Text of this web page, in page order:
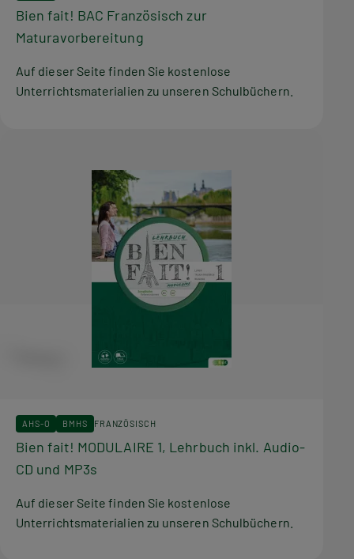
Bien fait! BAC Französisch zur
Maturavorbereitung
Auf dieser Seite finden Sie kostenlose
Unterrichtsmaterialien zu unseren Schulbüchern.
AHS-O BMHS FRANZÖSISCH
Bien fait! MODULAIRE 1, Lehrbuch inkl. Audio-
CD und MP3s
Auf dieser Seite finden Sie kostenlose
Unterrichtsmaterialien zu unseren Schulbüchern.